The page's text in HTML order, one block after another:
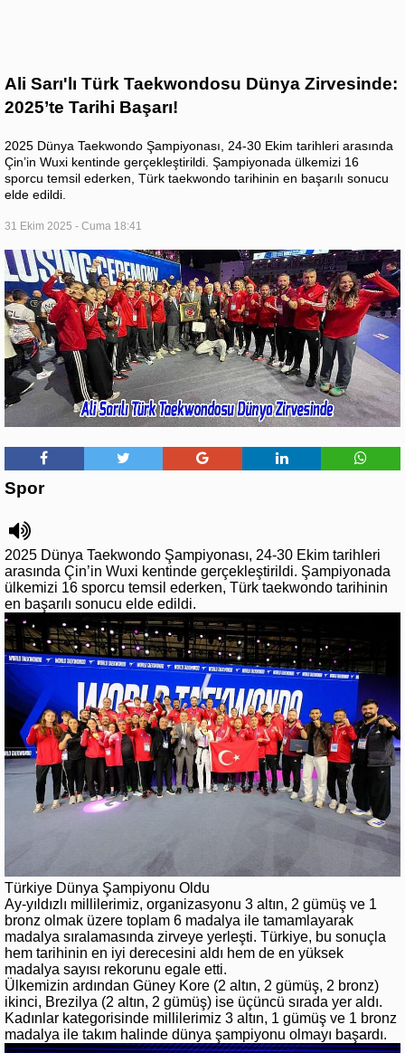
Ali Sarı'lı Türk Taekwondosu Dünya Zirvesinde:
2025’te Tarihi Başarı!
2025 Dünya Taekwondo Şampiyonası, 24-30 Ekim tarihleri arasında
Çin’in Wuxi kentinde gerçekleştirildi. Şampiyonada ülkemizi 16
sporcu temsil ederken, Türk taekwondo tarihinin en başarılı sonucu
elde edildi.
31 Ekim 2025 - Cuma 18:41
Spor
2025 Dünya Taekwondo Şampiyonası, 24-30 Ekim tarihleri
arasında Çin’in Wuxi kentinde gerçekleştirildi. Şampiyonada
ülkemizi 16 sporcu temsil ederken, Türk taekwondo tarihinin
en başarılı sonucu elde edildi.
Türkiye Dünya Şampiyonu Oldu
Ay-yıldızlı millilerimiz, organizasyonu 3 altın, 2 gümüş ve 1
bronz olmak üzere toplam 6 madalya ile tamamlayarak
madalya sıralamasında zirveye yerleşti. Türkiye, bu sonuçla
hem tarihinin en iyi derecesini aldı hem de en yüksek
madalya sayısı rekorunu egale etti.
Ülkemizin ardından Güney Kore (2 altın, 2 gümüş, 2 bronz)
ikinci, Brezilya (2 altın, 2 gümüş) ise üçüncü sırada yer aldı.
Kadınlar kategorisinde millilerimiz 3 altın, 1 gümüş ve 1 bronz
madalya ile takım halinde dünya şampiyonu olmayı başardı.